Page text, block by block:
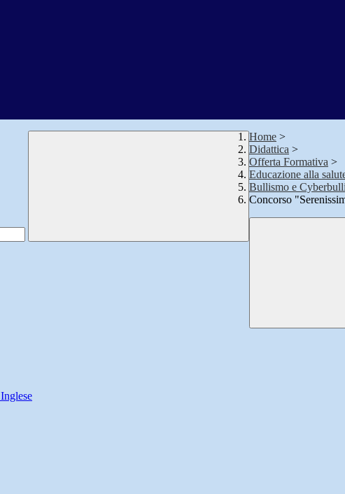
Home >
Didattica >
Offerta Formativa >
Educazione alla
Bullismo e
Concorso